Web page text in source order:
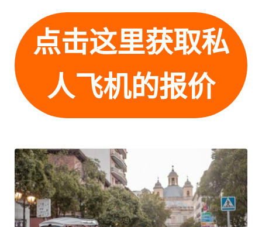
点击这里获取私
人飞机的报价